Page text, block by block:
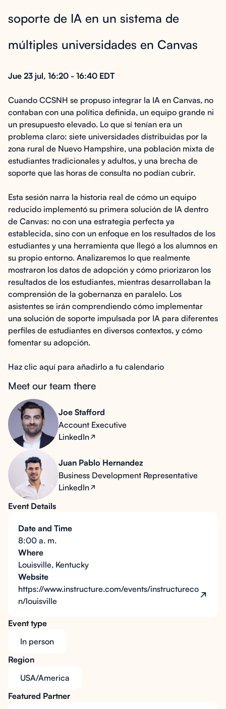
soporte de IA en un sistema de
múltiples universidades en Canvas
Jue 23 jul, 16:20 - 16:40 EDT
Cuando CCSNH se propuso integrar la IA en Canvas, no
contaban con una política definida, un equipo grande ni
un presupuesto elevado. Lo que sí tenían era un
problema claro: siete universidades distribuidas por la
zona rural de Nuevo Hampshire, una población mixta de
estudiantes tradicionales y adultos, y una brecha de
soporte que las horas de consulta no podían cubrir.
Esta sesión narra la historia real de cómo un equipo
reducido implementó su primera solución de IA dentro
de Canvas: no con una estrategia perfecta ya
establecida, sino con un enfoque en los resultados de los
estudiantes y una herramienta que llegó a los alumnos en
su propio entorno. Analizaremos lo que realmente
mostraron los datos de adopción y cómo priorizaron los
resultados de los estudiantes, mientras desarrollaban la
comprensión de la gobernanza en paralelo. Los
asistentes se irán comprendiendo cómo implementar
una solución de soporte impulsada por IA para diferentes
perfiles de estudiantes en diversos contextos, y cómo
fomentar su adopción.
Haz clic aquí para añadirlo a tu calendario
Meet our team there
Joe Stafford
Account Executive
LinkedIn
Juan Pablo Hernandez
Business Development Representative
LinkedIn
Event Details
Date and Time
8:00 a. m.
Where
Louisville, Kentucky
Website
https://www.instructure.com/events/instructureco
n/louisville
Event type
In person
Region
USA/America
Featured Partner